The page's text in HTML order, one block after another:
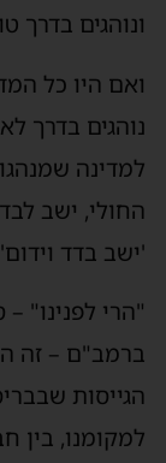
ונוהגים בדרך
ואם היו כל
נוהגים בדרך
למדינה
החולי, ישב
'ישב בדד
"הרי לפנינו"
ברמב"ם – זה
הגייסות
למקומנו, בין